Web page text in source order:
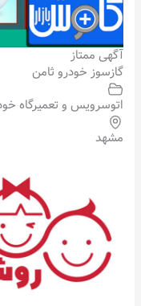
آگهی ممتاز
گازسوز خودرو ثامن
اتوسرویس و تعمیرگاه
مشهد